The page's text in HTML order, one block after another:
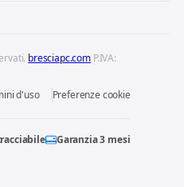
bresciapc.com P.IVA:
d'uso Preferenze cookie
Garanzia 3 mesi